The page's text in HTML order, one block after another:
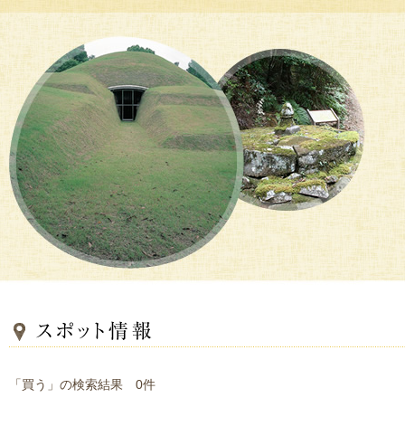
「買う」の検索結果 0件